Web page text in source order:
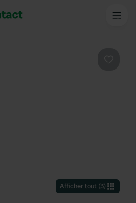
Afficher tout(3)